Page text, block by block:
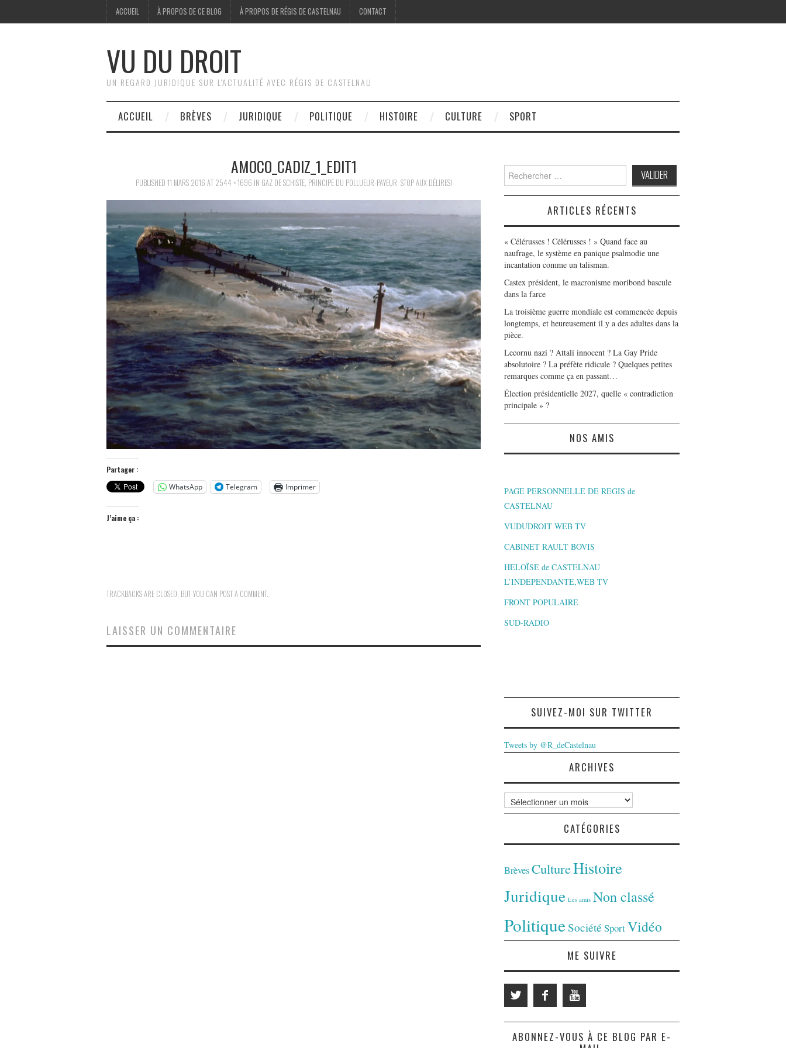
ACCUEIL À PROPOS DE CE BLOG À PROPOS DE RÉGIS DE CASTELNAU CONTACT
VU DU DROIT
UN REGARD JURIDIQUE SUR L'ACTUALITÉ AVEC RÉGIS DE CASTELNAU
ACCUEIL BRÈVES JURIDIQUE POLITIQUE HISTOIRE CULTURE SPORT
AMOCO_CADIZ_1_EDIT1
PUBLISHED 11 MARS 2016 AT 2544 × 1696 IN GAZ DE SCHISTE, PRINCIPE DU POLLUEUR-PAYEUR: STOP AUX DÉLIRES!
Partager :
WhatsApp
Telegram Imprimer
J’aime ça :
TRACKBACKS ARE CLOSED, BUT YOU CAN POST A COMMENT.
LAISSER UN COMMENTAIRE
Search
for:
ARTICLES RÉCENTS
« Célérusses ! Célérusses ! » Quand face au
naufrage, le système en panique psalmodie une
incantation comme un talisman.
Castex président, le macronisme moribond bascule
dans la farce
La troisième guerre mondiale est commencée depuis
longtemps, et heureusement il y a des adultes dans la
pièce.
Lecornu nazi ? Attali innocent ? La Gay Pride
absolutoire ? La préfète ridicule ? Quelques petites
remarques comme ça en passant…
Élection présidentielle 2027, quelle « contradiction
principale » ?
NOS AMIS
PAGE PERSONNELLE DE REGIS de
CASTELNAU
VUDUDROIT WEB TV
CABINET RAULT BOVIS
HELOÏSE de CASTELNAU
L’INDEPENDANTE,WEB TV
FRONT POPULAIRE
SUD-RADIO
SUIVEZ-MOI SUR TWITTER
Tweets by @R_deCastelnau
ARCHIVES
Archives
CATÉGORIES
BrèvesCultureHistoire
Juridique Les amis Non classé
PolitiqueSociété SportVidéo
ME SUIVRE
ABONNEZ-VOUS À CE BLOG PAR E-